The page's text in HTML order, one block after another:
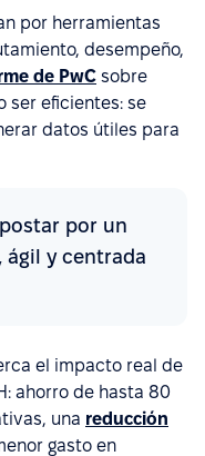
por herramientas
desempeño,
de PwC sobre
ser eficientes: se
datos útiles para
por un
ágil y centrada
el impacto real de
ahorro de hasta 80
una reducción
gasto en